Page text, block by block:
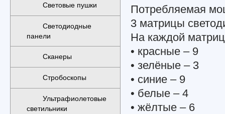
Световые пушки
Светодиодные
панели
Сканеры
Стробоскопы
Ультрафиолетовые
светильники
Потребляемая
3 матрицы
На каждой
• красные – 9
• зелёные – 3
• синие – 9
• белые – 4
• жёлтые – 6